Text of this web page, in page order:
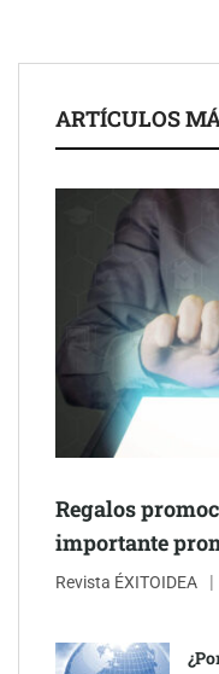
Schaeffler mejora su
NOVA: innovación y
mano de Tormo
ARTÍCULOS
Regalos
importante
Revista ÉXITOIDEA